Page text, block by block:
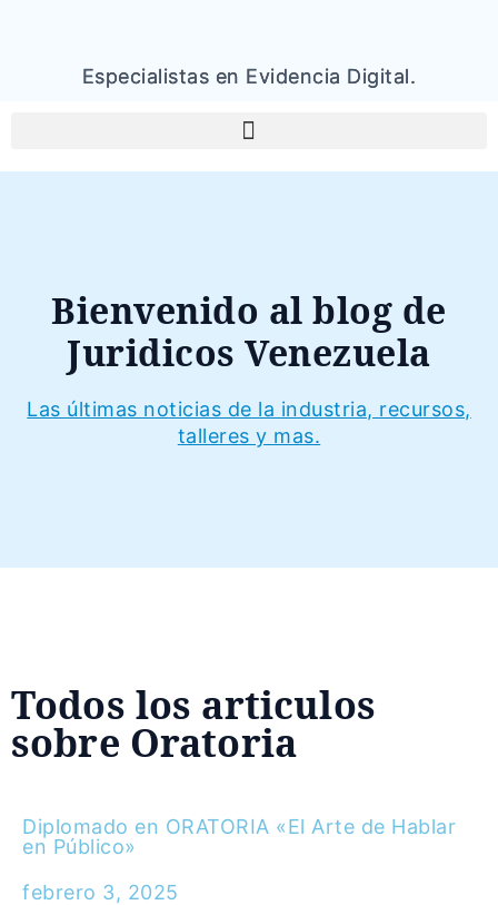
Especialistas en Evidencia Digital.
Bienvenido al blog de
Juridicos Venezuela
Las últimas noticias de la industria, recursos,
talleres y mas.
Todos los articulos
sobre Oratoria
Diplomado en ORATORIA «El Arte de Hablar
en Público»
febrero 3, 2025